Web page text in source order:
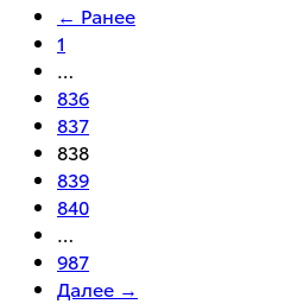
← Ранее
1
…
836
837
838
839
840
…
987
Далее →